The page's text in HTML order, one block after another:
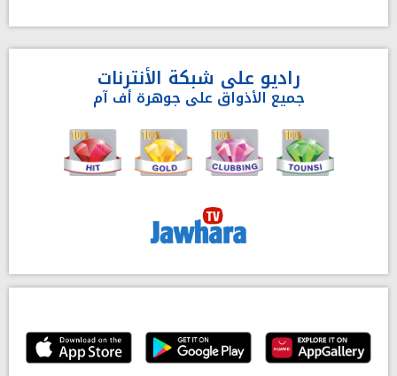
راديو على شبكة الأنترنات
جميع الأذواق على جوهرة أف آم